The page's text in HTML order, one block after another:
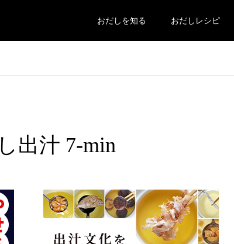
おだしを知る おだしレシピ
出汁 7-min